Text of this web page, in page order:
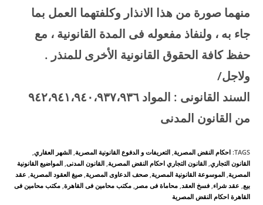
منهما صورة من هذا الانذار وكلفتهما العمل بما
جاء به ، ولنفاذ مفعوله فى المدة القانونية ، مع
حفظ كافة الحقوق القانونية الأخرى للمنذر .
ولاجل/
السند القانونى : المواد
۹٤۲،۹٤۱،۹٤۰،۹۳۷،۹۳٦
من القانون المدنى
TAGS
:احكام النقض المصرية, التعريفات و الدفوع القانونية المصرية, الشهر العقاري,
القانون التجاري, القانون التجاري احكام النقض المصرية, القانون المدنى, المواضيع القانونية
المصرية, الموسوعة القانونية المصرية, صحف الدعاوى المصرية, صيغ العقود المصرية, عقد
بيع, عقد شراء, فسخ العقد, محاماة فى مصر , مكتب محامين فى القاهرة, مكتب محامين فى
القاهرة احكام النقض المصرية